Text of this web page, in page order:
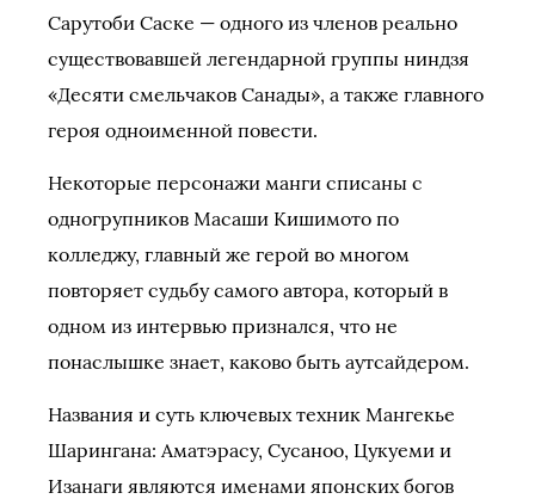
Сарутоби Саске — одного из членов реально
существовавшей легендарной группы ниндзя
«Десяти смельчаков Санады», а также главного
героя одноименной повести.
Некоторые персонажи манги списаны с
одногрупников Масаши Кишимото по
колледжу, главный же герой во многом
повторяет судьбу самого автора, который в
одном из интервью признался, что не
понаслышке знает, каково быть аутсайдером.
Названия и суть ключевых техник Мангекье
Шарингана: Аматэрасу, Сусаноо, Цукуеми и
Изанаги являются именами японских богов